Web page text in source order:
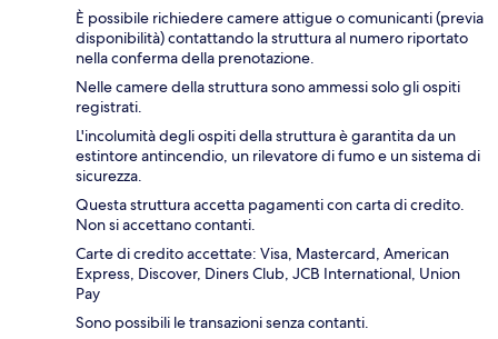
È possibile richiedere camere attigue o comunicanti (previa
disponibilità) contattando la struttura al numero riportato
nella conferma della prenotazione.
Nelle camere della struttura sono ammessi solo gli ospiti
registrati.
L'incolumità degli ospiti della struttura è garantita da un
estintore antincendio, un rilevatore di fumo e un sistema di
sicurezza.
Questa struttura accetta pagamenti con carta di credito.
Non si accettano contanti.
Carte di credito accettate: Visa, Mastercard, American
Express, Discover, Diners Club, JCB International, Union
Pay
Sono possibili le transazioni senza contanti.